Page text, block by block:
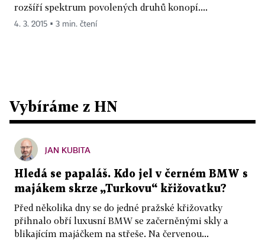
rozšíří spektrum povolených druhů konopí....
4. 3. 2015 ▪ 3 min. čtení
Vybíráme z HN
JAN KUBITA
Hledá se papaláš. Kdo jel v černém BMW s
majákem skrze „Turkovu“ křižovatku?
Před několika dny se do jedné pražské křižovatky
přihnalo obří luxusní BMW se začerněnými skly a
blikajícím majáčkem na střeše. Na červenou...